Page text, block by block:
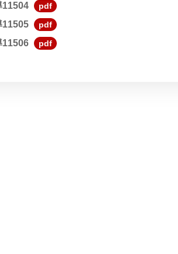
11504 pdf
11505 pdf
11506 pdf